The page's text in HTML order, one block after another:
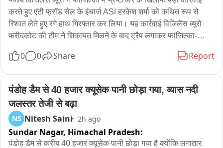
करते हुए एंटी फ्रॉड सेल के इंचार्ज ASI हरकेश शर्मा को कथित रूप से
रिश्वत लेते हुए रंगे हाथ गिरफ्तार कर लिया। यह कार्रवाई विजिलेंस ब्यूरो
फरीदकोट की टीम ने शिकायत मिलने के बाद ट्रैप लगाकर फाजिल्का-
पास दो पक्षों के बीच करीब 11-12 लाख रुपये के लेनदेन का मामला पहुंचा
और मामला उनके पक्ष में निपटाने का भरोसा देकर रिश्वत की मांग की। जब
रिश्वत की रकम देने का समय आया तो संबंधित पक्ष ने विजिलेंस ब्यूरो
फरीदकोट को शिकायत दे दी। शिकायत के आधार पर विजिलेंस टीम ने
योजनाबद्ध तरीके से ट्रैप लगाया और आरोपी ASI को कथित तौर पर 40
हजार की रिश्वत लेते हुए रंगे हाथ गिरफ्तार कर लिया। गिरफ्तारी के बाद
विजिलेंस टीम आरोपी को फाजिल्का स्थित एसएसपी कार्यालय की दूसरी
0 0 Share Report
पंडोह डैम से 40 हजार क्यूसेक पानी छोड़ा गया, व्यास नदी
जलस्तर तेजी से बढ़ा
NS Nitesh Saini 2h ago
Sundar Nagar, Himachal Pradesh:
पंडोह डैम से करीब 40 हजार क्यूसेक पानी छोड़ा गया है क्योंकि लगातार